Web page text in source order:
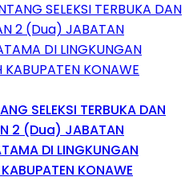
SELEKSI TERBUKA DAN
2 (Dua) JABATAN
DI LINGKUNGAN
KONAWE